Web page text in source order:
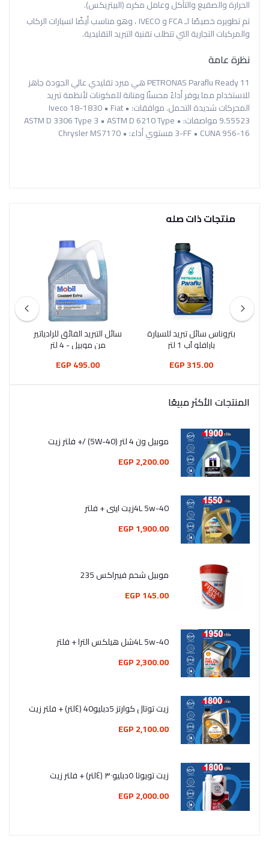
الحرارة والصقيع والتآكل وعامل مكره (البيتريكس).
تم تطويره خصيصًا لـ FCA و IVECO ، وهو مناسب أيضًا لسيارات الركاب
والمركبات التجارية التي تتطلب تقنية التبريد التقليدية.
نظرة عامة
PETRONAS Paraflu Ready 11 هي مبرد تقليدي عالي الجودة جاهز
للاستخدام مما يوفر أداءً محسنًا ومتانة للمكونات لأنظمة تبريد
المحركات شديدة التحمل. موافقات: • Iveco 18-1830 • Fiat
9.55523 مواصفات: • ASTM D 3306 Type 3 • ASTM D 6210 Type
3-FF • CUNA 956-16 مستوي أداء: • Chrysler MS7170
منتجات ذات صله
بتروناس سائل تبريد للسيارة
بارافلو اَب 1 لتر
315.00 EGP
سائل التبريد الفائق للرادياتير
من موبيل - 4 لتر
495.00 EGP
المنتجات الأكثر مبيعًا
موبيل ون 4 لتر (5W-40) /+ فلتر زيت
2,200.00 EGP
4L 5w-40زيت اينى + فلتر
1,900.00 EGP
موبيل شحم فيبراكس 235
145.00 EGP
4L 5w-40شل هيلكس الترا + فلتر
2,300.00 EGP
زيت توتال كوارتز 5دبليو40 (٤لتر) + فلتر زيت
2,100.00 EGP
زيت تويوتا ٥دبليو٣٠ (٤لتر) + فلتر زيت
2,000.00 EGP